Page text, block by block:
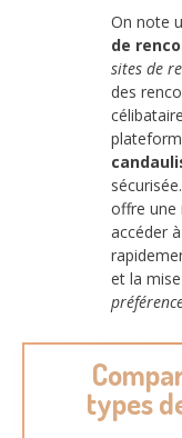
On note
de
sites de
des
offre une
accéder à
et la
types